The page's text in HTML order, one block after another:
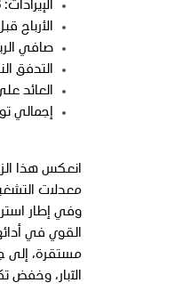
الإيرادات: 18 مليار درهم، بزيادة قدرها 22% على أساس سنوي
الأرباح قبل خصم
صافي الربح: 5.3 مليار درهم، بزيادة قدرها 11%
التدفق النقدي
العائد
إجمالي توزيعات
معدلات
وفي إطار
القوي في
مستقرة، إلى
الآبار، وخفض